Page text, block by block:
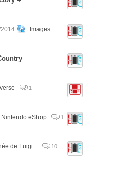
Images...
1
Nintendo eShop 1
de Luigi... 10